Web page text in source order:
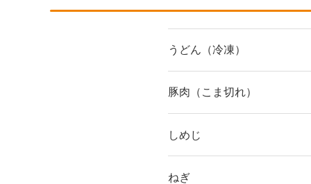
うどん（冷凍）
豚肉（こま切れ）
しめじ
ねぎ